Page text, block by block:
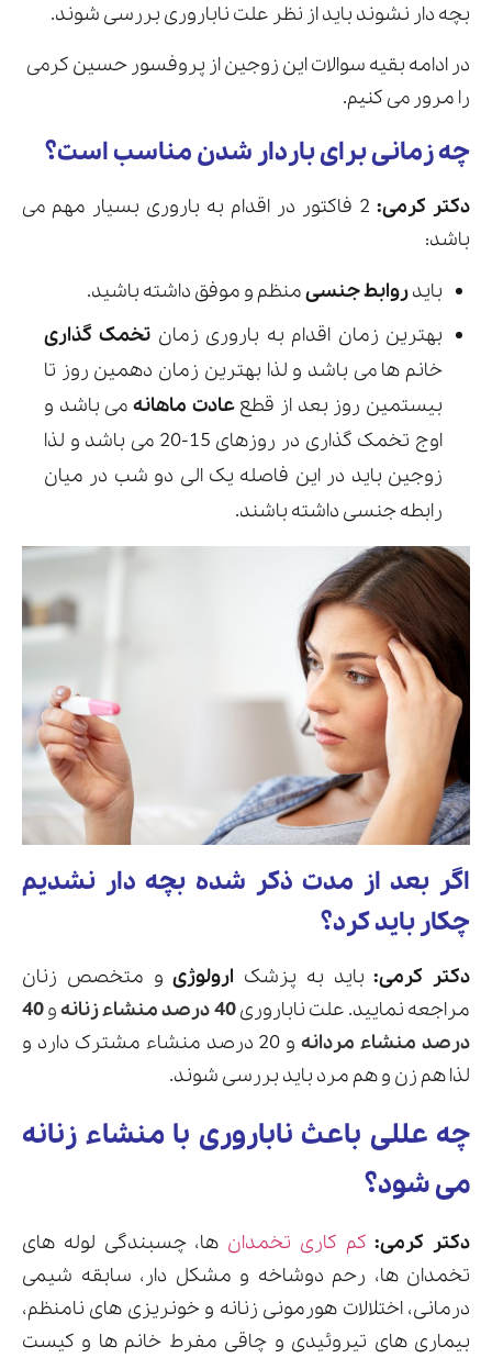
بچه دار نشوند باید از نظر علت ناباروری بررسی شوند.
در ادامه بقیه سوالات این زوجین از پروفسور حسین کرمی
را مرور می کنیم.
چه زمانی برای باردار شدن مناسب است؟
دکتر کرمی:
2 فاکتور در اقدام به باروری بسیار مهم می
باشد:
بایدروابط جنسیمنظم و موفق داشته باشید.
بهترین زمان اقدام به باروری زمان تخمک گذاری
خانم ها می باشد و لذا بهترین زمان دهمین روز تا
بیستمین روز بعد از قطععادت ماهانه می باشد و
اوج تخمک گذاری در روزهای 15-20 می باشد و لذا
زوجین باید در این فاصله یک الی دو شب در میان
رابطه جنسی داشته باشند.
اگر بعد از مدت ذکر شده بچه دار نشدیم
چکار باید کرد؟
دکتر کرمی:باید به پزشک ارولوژیو متخصص زنان
مراجعه نمایید. علت ناباروری40 درصد منشاء زنانه و40
درصد منشاء مردانه
و 20 درصد منشاء مشترک دارد و
لذا هم زن و هم مرد باید بررسی شوند.
چه عللی باعث ناباروری با منشاء زنانه
می شود؟
دکتر کرمی: کم کاری تخمدان ها، چسبندگی لوله های
تخمدان ها، رحم دوشاخه و مشکل دار، سابقه شیمی
درمانی، اختلالات هورمونی زنانه و خونریزی های نامنظم،
بیماری های تیروئیدی و چاقی مفرط خانم ها و کیست